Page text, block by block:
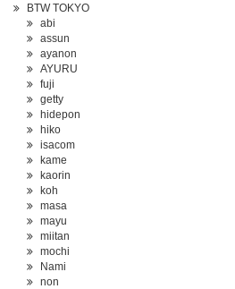
BTW TOKYO
abi
assun
ayanon
AYURU
fuji
getty
hidepon
hiko
isacom
kame
kaorin
koh
masa
mayu
miitan
mochi
Nami
non